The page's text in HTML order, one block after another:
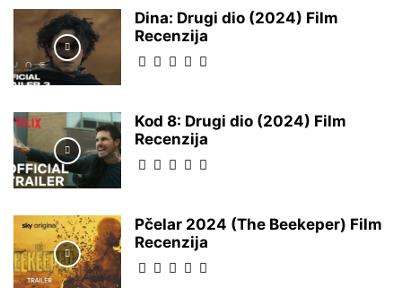
Dina: Drugi dio (2024) Film
Recenzija
Kod 8: Drugi dio (2024) Film
Recenzija
Pčelar 2024 (The Beekeper) Film
Recenzija